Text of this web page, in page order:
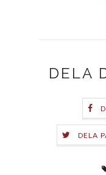
DELA
DELA